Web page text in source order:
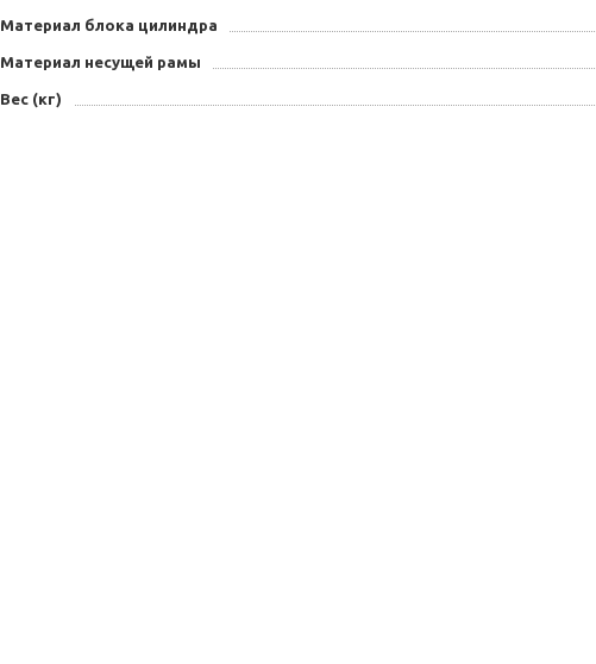
Материал блока цилиндра
Материал несущей рамы
Вес (кг)